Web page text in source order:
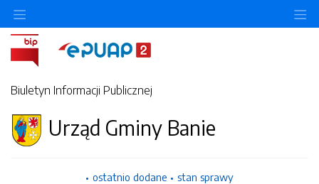
Biuletyn Informacji Publicznej
Urząd Gminy Banie
ostatnio dodane stan sprawy